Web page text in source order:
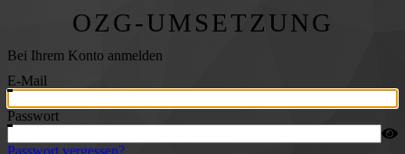
OZG-UMSETZUNG
Bei Ihrem Konto anmelden
E-Mail
Passwort